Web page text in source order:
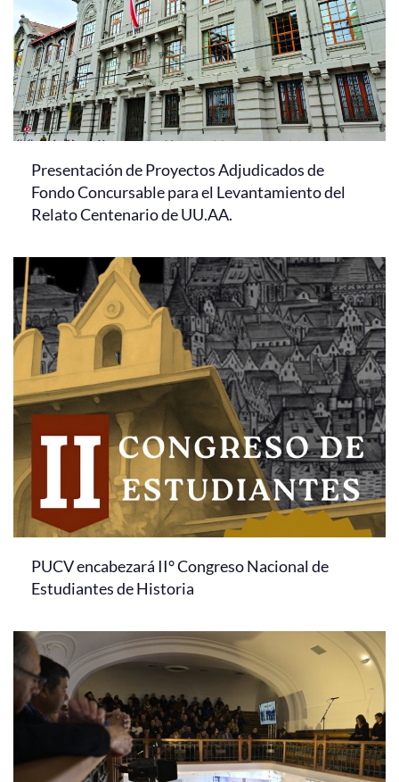
Presentación de Proyectos Adjudicados de
Fondo Concursable para el Levantamiento del
Relato Centenario de UU.AA.
PUCV encabezará II° Congreso Nacional de
Estudiantes de Historia